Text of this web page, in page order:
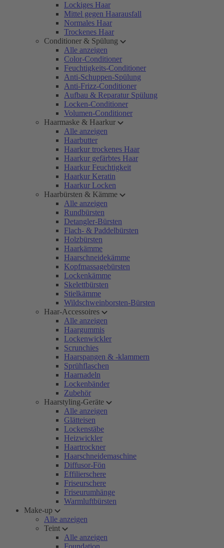
Lockiges Haar
Mittel gegen Haarausfall
Normales Haar
Trockenes Haar
Conditioner & Spülung
Alle anzeigen
Color-Conditioner
Feuchtigkeits-Conditioner
Anti-Schuppen-Spülung
Anti-Frizz-Conditioner
Aufbau & Reparatur Spülung
Locken-Conditioner
Volumen-Conditioner
Haarmaske & Haarkur
Alle anzeigen
Haarbutter
Haarkur trockenes Haar
Haarkur gefärbtes Haar
Haarkur Feuchtigkeit
Haarkur Keratin
Haarkur Locken
Haarbürsten & Kämme
Alle anzeigen
Rundbürsten
Detangler-Bürsten
Flach- & Paddelbürsten
Holzbürsten
Haarkämme
Haarschneidekämme
Kopfmassagebürsten
Lockenkämme
Skelettbürsten
Stielkämme
Wildschweinborsten-Bürsten
Haar-Accessoires
Alle anzeigen
Haargummis
Lockenwickler
Scrunchies
Haarspangen & -klammern
Sprühflaschen
Haarnadeln
Lockenbänder
Zubehör
Haarstyling-Geräte
Alle anzeigen
Glätteisen
Lockenstäbe
Heizwickler
Haartrockner
Haarschneidemaschine
Diffusor-Fön
Effilierschere
Friseurschere
Friseurumhänge
Warmluftbürsten
Make-up
Alle anzeigen
Teint
Alle anzeigen
Foundation